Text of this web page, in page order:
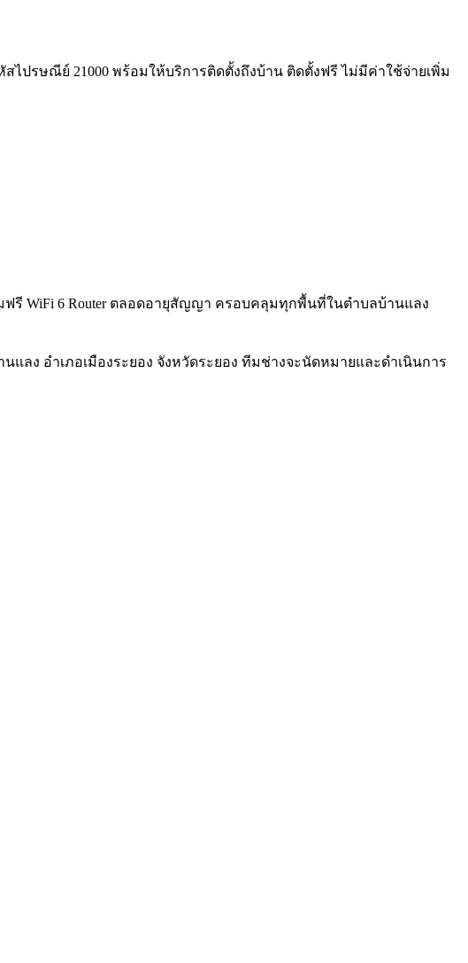
ปรษณีย์ 21000 พร้อมให้บริการติดตั้งถึงบ้าน ติดตั้งฟรี ไม่มีค่าใช้จ่ายเพิ่ม
ฟรี WiFi 6 Router ตลอดอายุสัญญา ครอบคลุมทุกพื้นที่ในตำบลบ้านแลง
ลง อำเภอเมืองระยอง จังหวัดระยอง ทีมช่างจะนัดหมายและดำเนินการ